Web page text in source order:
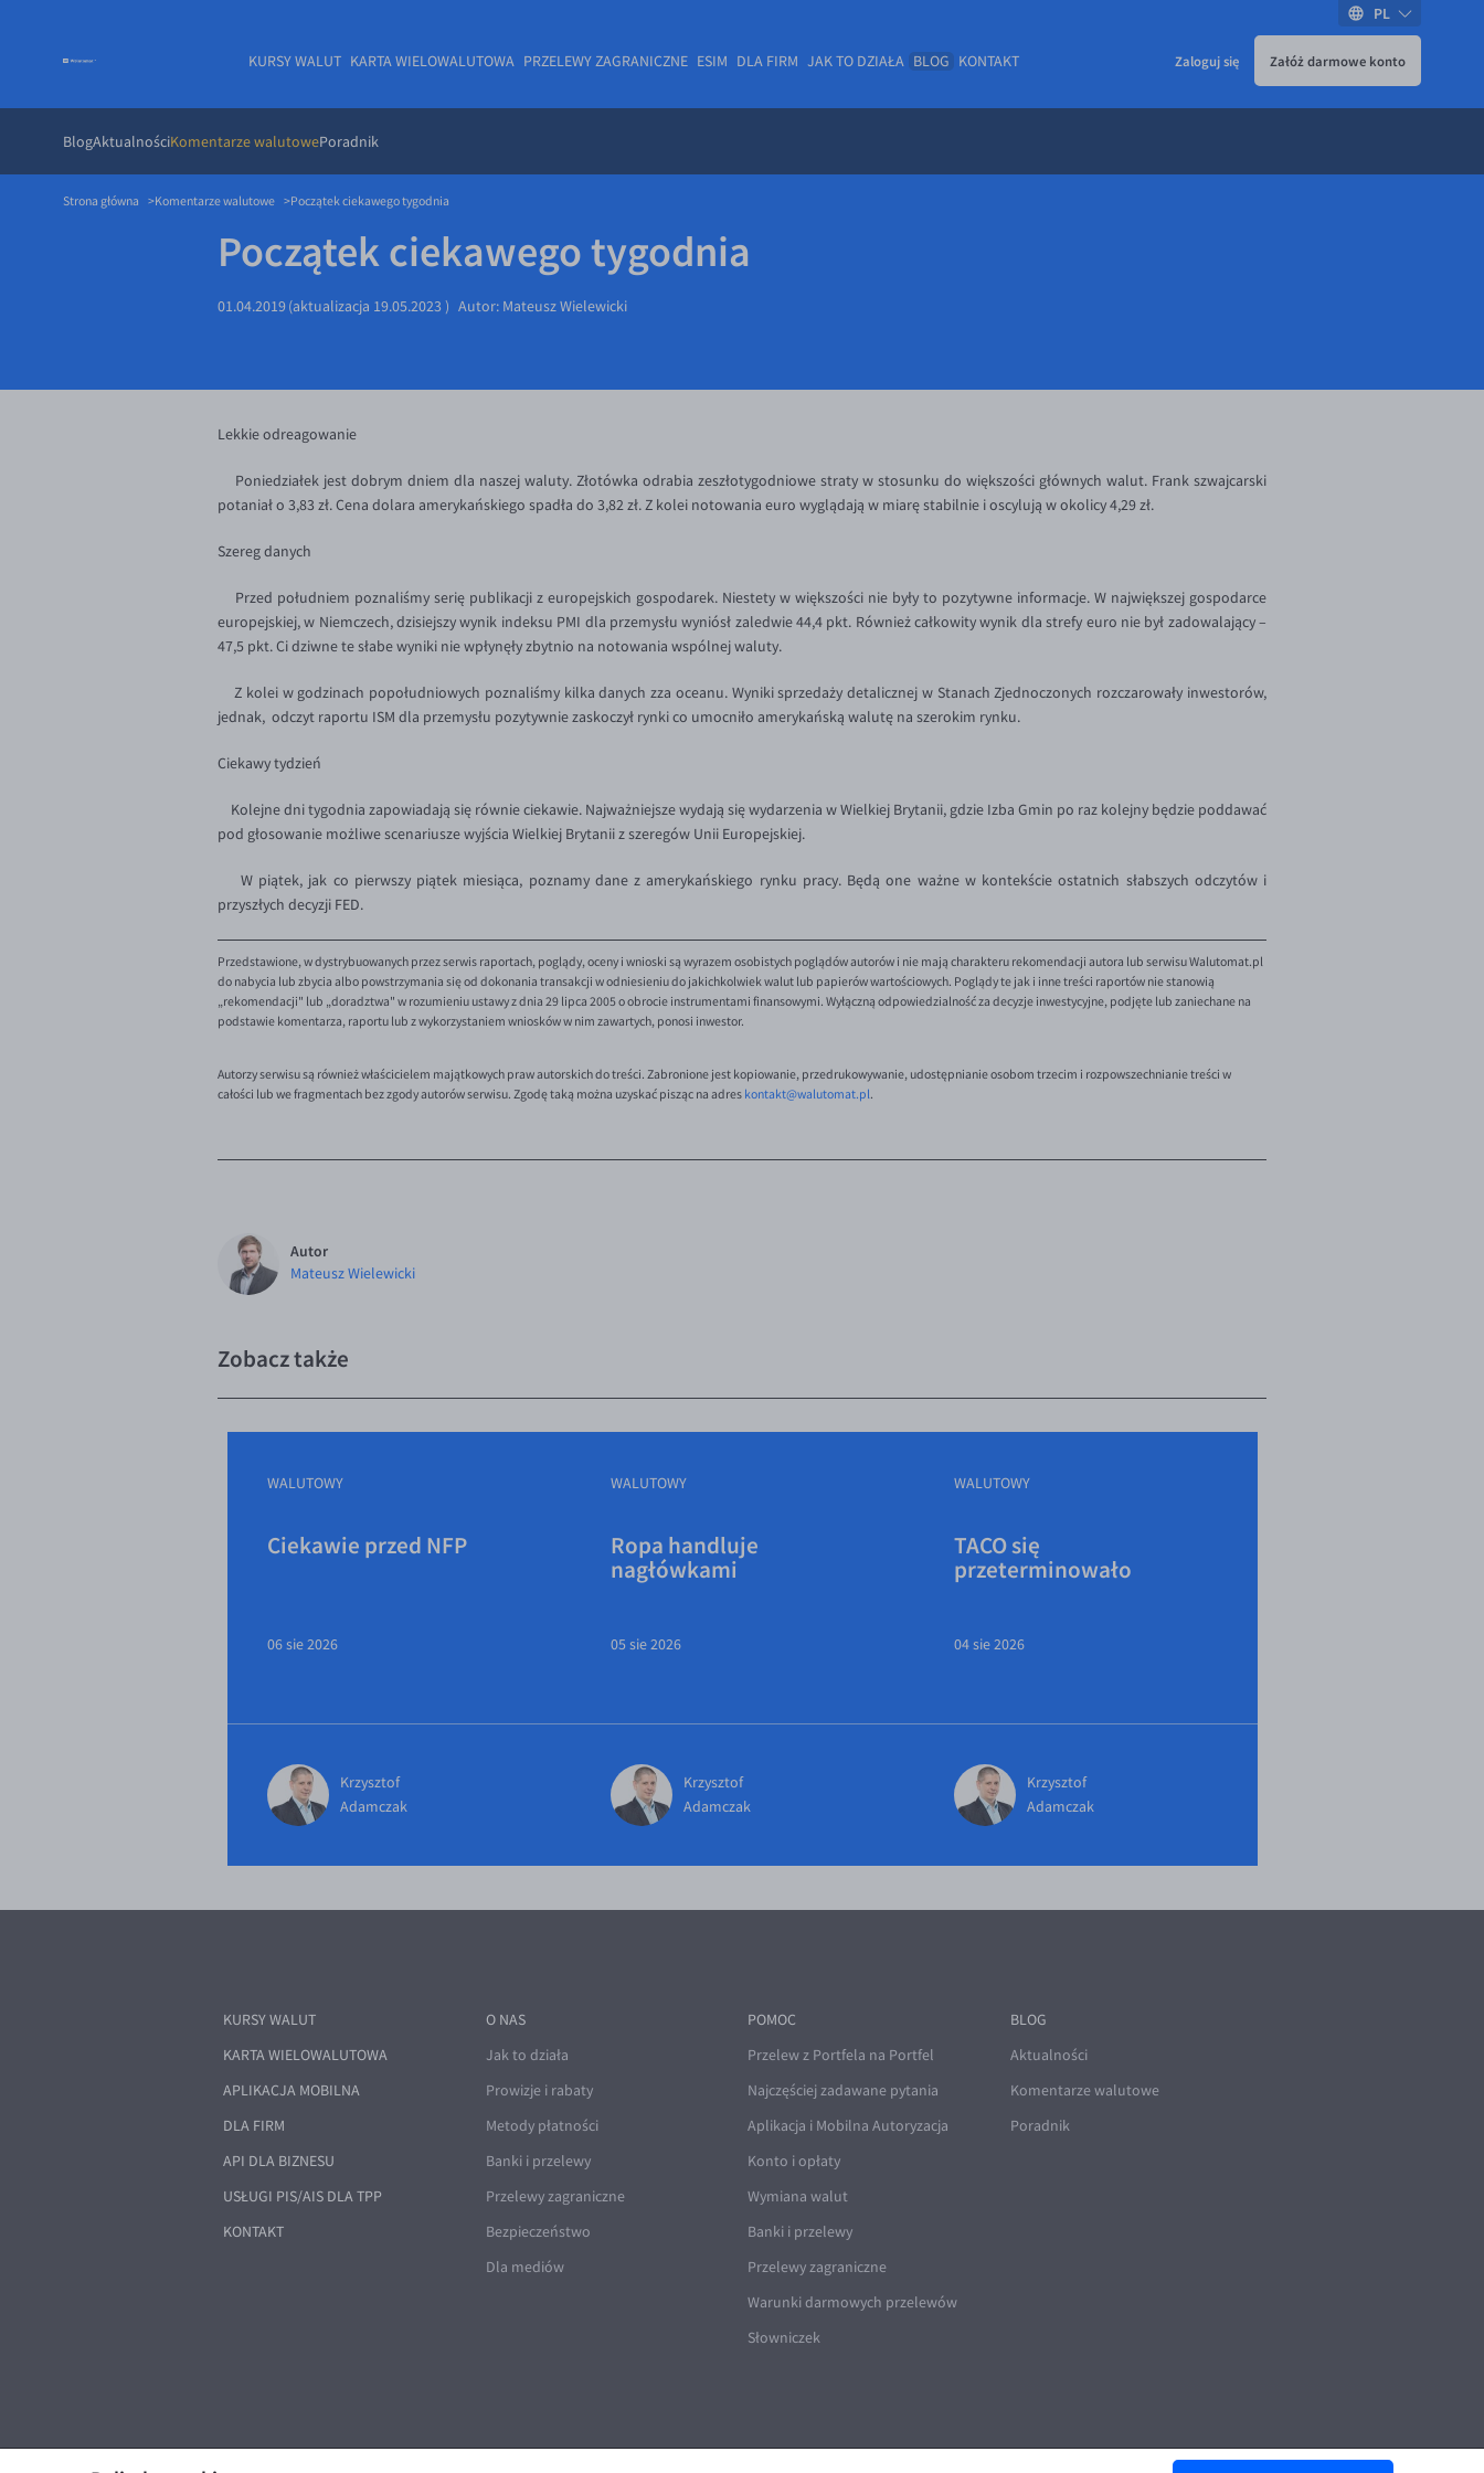
KURSY WALUT KARTA WIELOWALUTOWA PRZELEWY ZAGRANICZNE ESIM DLA FIRM JAK TO DZIAŁA BLOG
BlogAktualnościKomentarze walutowePoradnik
KONTAKT Zaloguj się Załóż darmowe konto
PL
Strona główna Komentarze walutowe Początek ciekawego tygodnia
Początek ciekawego tygodnia
01.04.2019(aktualizacja 19.05.2023 ) Autor: Mateusz Wielewicki
Lekkie odreagowanie
Poniedziałek jest dobrym dniem dla naszej waluty. Złotówka odrabia zeszłotygodniowe straty w stosunku do większości głównych walut. Frank szwajcarski
potaniał o 3,83 zł. Cena dolara amerykańskiego spadła do 3,82 zł. Z kolei notowania euro wyglądają w miarę stabilnie i oscylują w okolicy 4,29 zł.
Szereg danych
Przed południem poznaliśmy serię publikacji z europejskich gospodarek. Niestety w większości nie były to pozytywne informacje. W największej gospodarce
europejskiej, w Niemczech, dzisiejszy wynik indeksu PMI dla przemysłu wyniósł zaledwie 44,4 pkt. Również całkowity wynik dla strefy euro nie był zadowalający –
47,5 pkt. Ci dziwne te słabe wyniki nie wpłynęły zbytnio na notowania wspólnej waluty.
Z kolei w godzinach popołudniowych poznaliśmy kilka danych zza oceanu. Wyniki sprzedaży detalicznej w Stanach Zjednoczonych rozczarowały inwestorów,
jednak, odczyt raportu ISM dla przemysłu pozytywnie zaskoczył rynki co umocniło amerykańską walutę na szerokim rynku.
Ciekawy tydzień
Kolejne dni tygodnia zapowiadają się równie ciekawie. Najważniejsze wydają się wydarzenia w Wielkiej Brytanii, gdzie Izba Gmin po raz kolejny będzie poddawać
pod głosowanie możliwe scenariusze wyjścia Wielkiej Brytanii z szeregów Unii Europejskiej.
W piątek, jak co pierwszy piątek miesiąca, poznamy dane z amerykańskiego rynku pracy. Będą one ważne w kontekście ostatnich słabszych odczytów i
przyszłych decyzji FED.
Przedstawione, w dystrybuowanych przez serwis raportach, poglądy, oceny i wnioski są wyrazem osobistych poglądów autorów i nie mają charakteru rekomendacji autora lub serwisu Walutomat.pl
do nabycia lub zbycia albo powstrzymania się od dokonania transakcji w odniesieniu do jakichkolwiek walut lub papierów wartościowych. Poglądy te jak i inne treści raportów nie stanowią
„rekomendacji" lub „doradztwa" w rozumieniu ustawy z dnia 29 lipca 2005 o obrocie instrumentami finansowymi. Wyłączną odpowiedzialność za decyzje inwestycyjne, podjęte lub zaniechane na
podstawie komentarza, raportu lub z wykorzystaniem wniosków w nim zawartych, ponosi inwestor.
Autorzy serwisu są również właścicielem majątkowych praw autorskich do treści. Zabronione jest kopiowanie, przedrukowywanie, udostępnianie osobom trzecim i rozpowszechnianie treści w
całości lub we fragmentach bez zgody autorów serwisu. Zgodę taką można uzyskać pisząc na adres kontakt@walutomat.pl.
Autor
Mateusz Wielewicki
Zobacz także
WALUTOWY
Ciekawie przed NFP
06 sie 2026
Krzysztof
Adamczak
WALUTOWY
Ropa handluje
nagłówkami
05 sie 2026
Krzysztof
Adamczak
WALUTOWY
TACO się
przeterminowało
04 sie 2026
Krzysztof
Adamczak
KURSY WALUT
KARTA WIELOWALUTOWA
APLIKACJA MOBILNA
DLA FIRM
API DLA BIZNESU
USŁUGI PIS/AIS DLA TPP
KONTAKT
O NAS
Jak to działa
Prowizje i rabaty
Metody płatności
Banki i przelewy
Przelewy zagraniczne
Bezpieczeństwo
Dla mediów
POMOC
Przelew z Portfela na Portfel
Najczęściej zadawane pytania
Aplikacja i Mobilna Autoryzacja
Konto i opłaty
Wymiana walut
Banki i przelewy
Przelewy zagraniczne
Warunki darmowych przelewów
Słowniczek
BLOG
Aktualności
Komentarze walutowe
Poradnik